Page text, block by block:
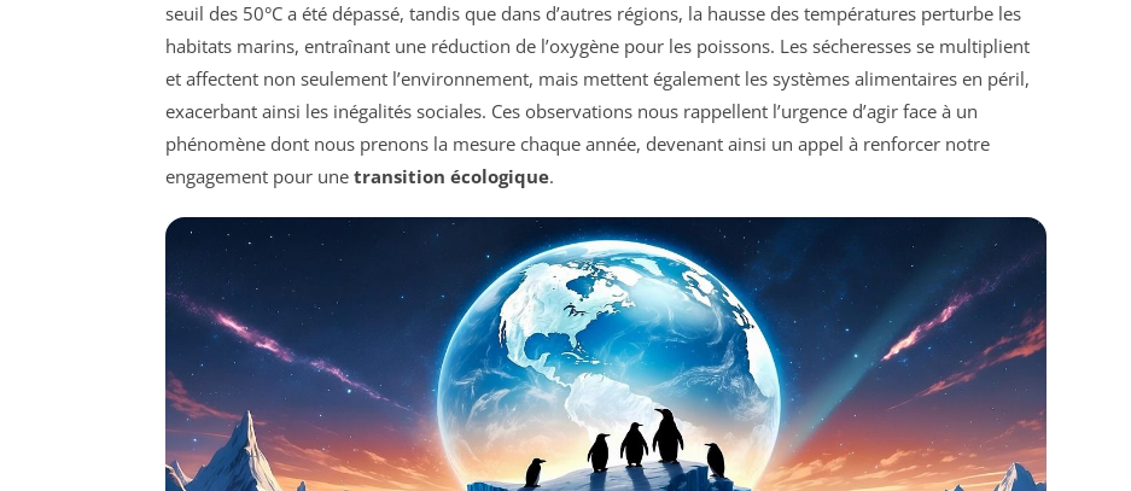
seuil des 50°C a été dépassé, tandis que dans d’autres régions, la hausse des températures perturbe les
habitats marins, entraînant une réduction de l’oxygène pour les poissons. Les sécheresses se multiplient
et affectent non seulement l’environnement, mais mettent également les systèmes alimentaires en péril,
exacerbant ainsi les inégalités sociales. Ces observations nous rappellent l’urgence d’agir face à un
phénomène dont nous prenons la mesure chaque année, devenant ainsi un appel à renforcer notre
engagement pour une transition écologique.